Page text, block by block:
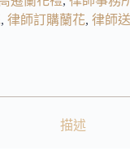
, 律師訂購蘭花, 律師
描述